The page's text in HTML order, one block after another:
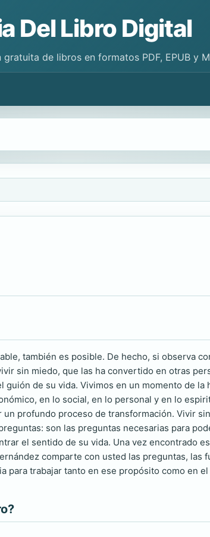
Del Libro Digital
gratuita de libros en formatos PDF, EPUB y
también es posible. De hecho, si observa
sin miedo, que las ha convertido en otras
guión de su vida. Vivimos en un momento de
en lo social, en lo personal y en lo
profundo proceso de transformación. Vivir
son las preguntas necesarias para
el sentido de su vida. Una vez encontrado
comparte con usted las preguntas, las
para trabajar tanto en ese propósito como en